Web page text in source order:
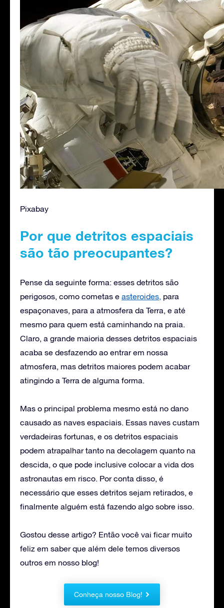
Pixabay
Por que detritos espaciais
são tão preocupantes?
Pense da seguinte forma: esses detritos são
perigosos, como cometas e asteroides, para
espaçonaves, para a atmosfera da Terra, e até
mesmo para quem está caminhando na praia.
Claro, a grande maioria desses detritos espaciais
acaba se desfazendo ao entrar em nossa
atmosfera, mas detritos maiores podem acabar
atingindo a Terra de alguma forma.
Mas o principal problema mesmo está no dano
causado as naves espaciais. Essas naves custam
verdadeiras fortunas, e os detritos espaciais
podem atrapalhar tanto na decolagem quanto na
descida, o que pode inclusive colocar a vida dos
astronautas em risco. Por conta disso, é
necessário que esses detritos sejam retirados, e
finalmente alguém está fazendo algo sobre isso.
Gostou desse artigo? Então você vai ficar muito
feliz em saber que além dele temos diversos
outros em nosso blog!
Conheça nosso Blog!